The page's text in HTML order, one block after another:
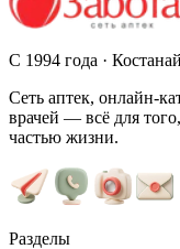
С 1994 года ·
Сеть аптек, онлайн-
врачей — всё для
частью жизни.
Разделы